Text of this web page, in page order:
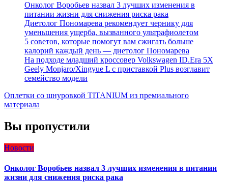
Онколог Воробьев назвал 3 лучших изменения в
питании жизни для снижения риска рака
Диетолог Пономарева рекомендует чернику для
уменьшения ущерба, вызванного ультрафиолетом
5 советов, которые помогут вам сжигать больше
калорий каждый день — диетолог Пономарева
На подходе младший кроссовер Volkswagen ID.Era 5X
Geely Monjaro/Xingyue L с приставкой Plus возглавит
семейство модели
Оплетки со шнуровкой TITANIUM из премиального
материала
Вы пропустили
Новости
Онколог Воробьев назвал 3 лучших изменения в питании
жизни для снижения риска рака